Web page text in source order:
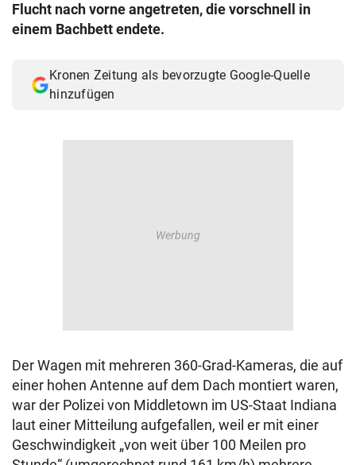
© Krone Multimedia GmbH & Co KG 2026
Muthgasse 2, 1190 Wien
Flucht nach vorne angetreten, die vorschnell in
einem Bachbett endete.
Kronen Zeitung als bevorzugte Google-Quelle
hinzufügen
Der Wagen mit mehreren 360-Grad-Kameras, die auf
einer hohen Antenne auf dem Dach montiert waren,
war der Polizei von Middletown im US-Staat Indiana
laut einer Mitteilung aufgefallen, weil er mit einer
Geschwindigkeit „von weit über 100 Meilen pro